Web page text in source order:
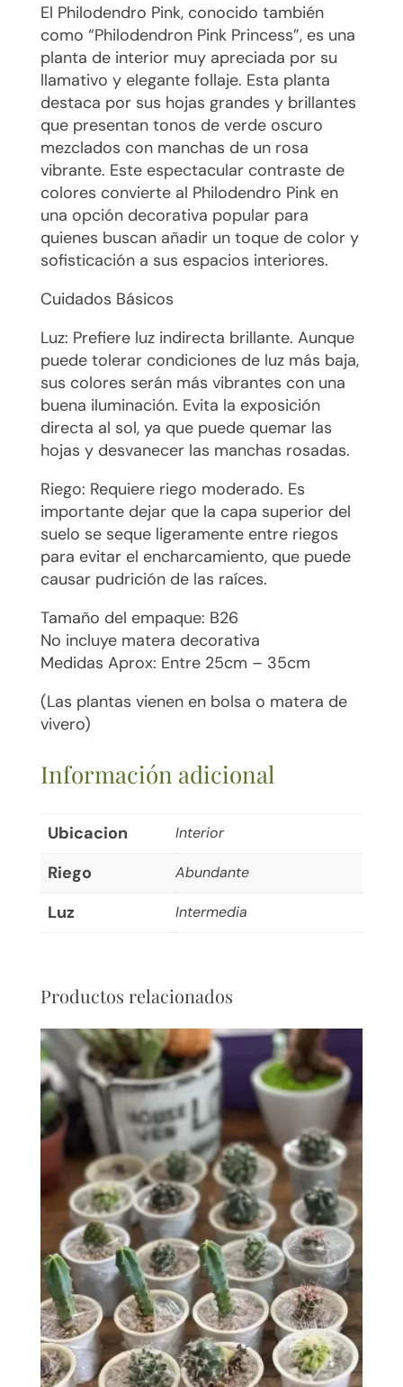
El Philodendro Pink, conocido también
como “Philodendron Pink Princess”, es una
planta de interior muy apreciada por su
llamativo y elegante follaje. Esta planta
destaca por sus hojas grandes y brillantes
que presentan tonos de verde oscuro
mezclados con manchas de un rosa
vibrante. Este espectacular contraste de
colores convierte al Philodendro Pink en
una opción decorativa popular para
quienes buscan añadir un toque de color y
sofisticación a sus espacios interiores.
Cuidados Básicos
Luz: Prefiere luz indirecta brillante. Aunque
puede tolerar condiciones de luz más baja,
sus colores serán más vibrantes con una
buena iluminación. Evita la exposición
directa al sol, ya que puede quemar las
hojas y desvanecer las manchas rosadas.
Riego: Requiere riego moderado. Es
importante dejar que la capa superior del
suelo se seque ligeramente entre riegos
para evitar el encharcamiento, que puede
causar pudrición de las raíces.
Tamaño del empaque: B26
No incluye matera decorativa
Medidas Aprox: Entre 25cm – 35cm
(Las plantas vienen en bolsa o matera de
vivero)
Información adicional
Ubicacion Interior
Riego Abundante
Luz Intermedia
Productos relacionados